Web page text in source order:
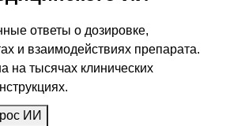
ответы о дозировке,
и взаимодействиях препарата.
на тысячах клинических
ИИ